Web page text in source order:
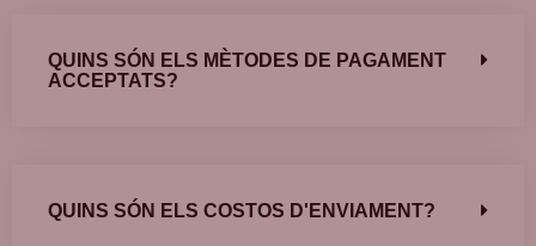
QUINS SÓN ELS MÈTODES DE PAGAMENT
ACCEPTATS?
QUINS SÓN ELS COSTOS D'ENVIAMENT?